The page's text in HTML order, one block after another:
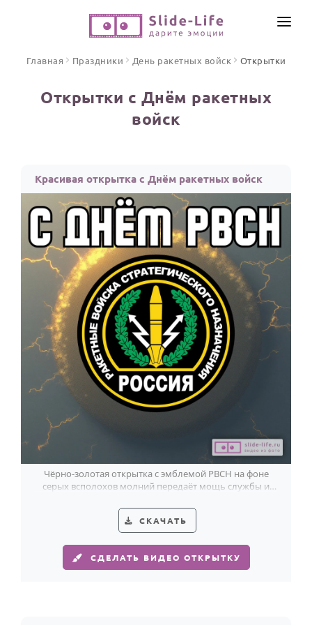
Открытки
Стихи и тексты
ПРАЗДНИКИ
С Днем рождения
Юбилей
Свадьба
Годовщина свадьбы
Календарь праздников
КОМУ
Женщине
Мужчине
Папе
Все родственники
ПЕРСОНАЛЬНЫЕ
ИНСТРУМЕНТЫ
ОТЗЫВЫ
Главная Праздники День ракетных войск Открытки
Открытки с Днём ракетных
войск
Красивая открытка с Днём ракетных войск
Чёрно-золотая открытка с эмблемой РВСН на фоне
серых всполохов молний передаёт мощь службы и
СКАЧАТЬ
СДЕЛАТЬ ВИДЕО ОТКРЫТКУ